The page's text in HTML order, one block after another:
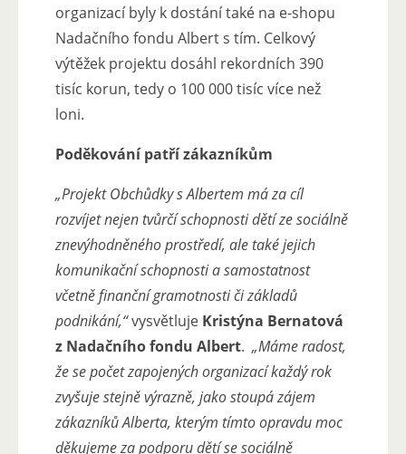
organizací byly k dostání také na e-shopu
Nadačního fondu Albert s tím. Celkový
výtěžek projektu dosáhl rekordních 390
tisíc korun, tedy o 100 000 tisíc více než
loni.
Poděkování patří zákazníkům
„Projekt Obchůdky s Albertem má za cíl
rozvíjet nejen tvůrčí schopnosti dětí ze sociálně
znevýhodněného prostředí, ale také jejich
komunikační schopnosti a samostatnost
včetně finanční gramotnosti či základů
podnikání,“vysvětluje Kristýna Bernatová
z Nadačního fondu Albert. „Máme radost,
že se počet zapojených organizací každý rok
zvyšuje stejně výrazně, jako stoupá zájem
zákazníků Alberta, kterým tímto opravdu moc
děkujeme za podporu dětí se sociálně